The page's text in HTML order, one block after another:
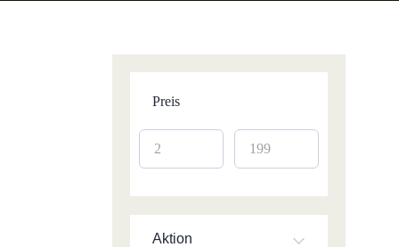
Preis
Aktion